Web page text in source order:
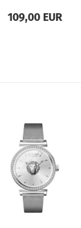
109,00 EUR